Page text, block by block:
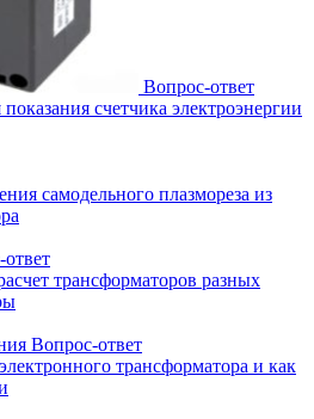
Вопрос-ответ
счетчика электроэнергии
самодельного плазмореза из
трансформаторов разных
Вопрос-ответ
трансформатора и как